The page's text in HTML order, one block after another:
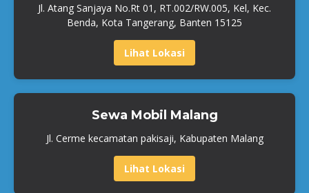
Jl. Atang Sanjaya No.Rt 01, RT.002/RW.005, Kel, Kec.
Benda, Kota Tangerang, Banten 15125
Lihat Lokasi
Sewa Mobil Malang
Jl. Cerme kecamatan pakisaji, Kabupaten Malang
Lihat Lokasi